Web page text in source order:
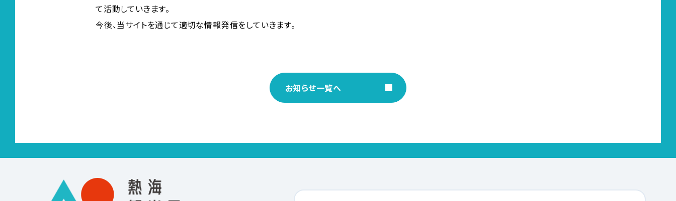
て活動していきます。
今後、当サイトを通じて適切な情報発信をしていきます。
お知らせ一覧へ